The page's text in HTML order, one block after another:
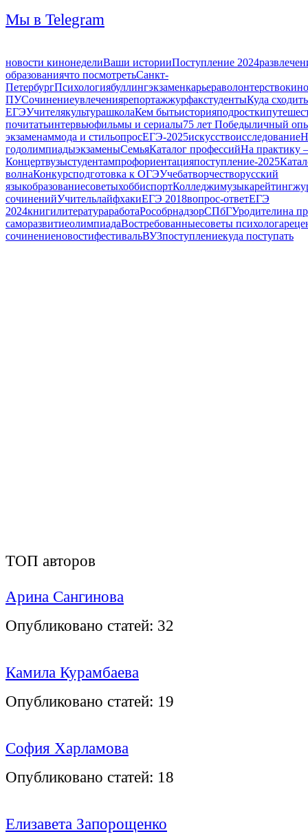
Мы в Telegram
новости кинонеделиВаши историиПоступление 2024
образованиячто посмотретьСанкт-
ПетербургПсихологиябуллингэкзаменкарьераволонтерствокино
ПУСочинениеувлечениярепортажжурфакстудентыКуда сходить
ЕГЭУчителякультурашколаКем бытьисторияподростки
почитатьинтервьюфильмы и сериалы75 лет Победыличный
экзаменаммода и стильопросЕГЭ-2025искусствоисследование
годолимпиадыэкзаменыСемьяКаталог профессийНа
Концертвузыстудентампрофориентацияпоступление-2025
волнаКонкурсподготовка к ОГЭУчебатворчестворусский
языкобразованиесоветыхоббиспортКолледжимузыкарейтинг
сочиненийУчительлайфхакиЕГЭ 2018вопрос-ответЕГЭ
2024книгилитератураработаРособрнадзорСПбГУродителина
саморазвитиеолимпиадаВостребованныесоветы психолога
сочинениеновостифестивальВУЗпоступлениекуда поступать
ТОП авторов
Арина Сангинова
Опубликовано статей: 32
Камила Курамбаева
Опубликовано статей: 19
София Харламова
Опубликовано статей: 18
Елизавета Запорощенко